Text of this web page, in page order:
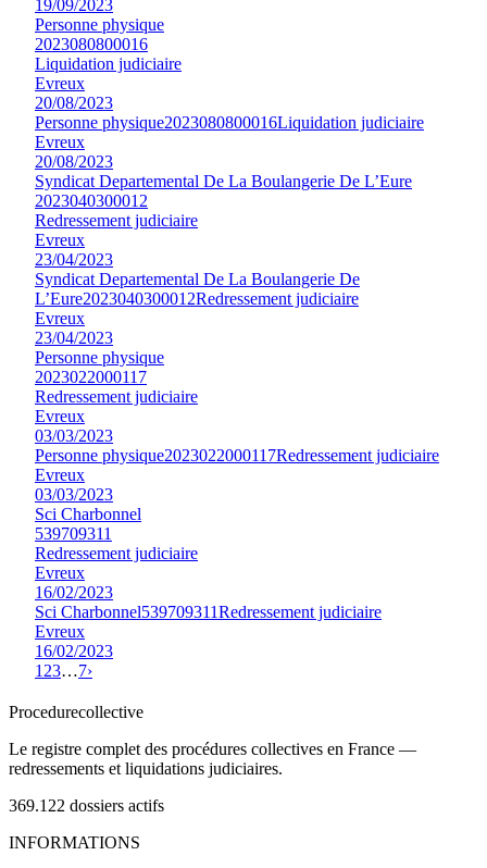
19/09/2023
Personne physique
2023080800016
Liquidation judiciaire
Evreux
20/08/2023
Personne physique2023080800016Liquidation judiciaire
Evreux
20/08/2023
Syndicat Departemental De La Boulangerie De L’Eure
2023040300012
Redressement judiciaire
Evreux
23/04/2023
Syndicat Departemental De La Boulangerie De
L’Eure2023040300012Redressement judiciaire
Evreux
23/04/2023
Personne physique
2023022000117
Redressement judiciaire
Evreux
03/03/2023
Personne physique2023022000117Redressement judiciaire
Evreux
03/03/2023
Sci Charbonnel
539709311
Redressement judiciaire
Evreux
16/02/2023
Sci Charbonnel539709311Redressement judiciaire
Evreux
16/02/2023
1 23…7›
Procedurecollective
Le registre complet des procédures collectives en France —
redressements et liquidations judiciaires.
369.122 dossiers actifs
INFORMATIONS